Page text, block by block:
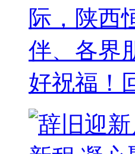
际，陕西
伴、各界
好祝福！